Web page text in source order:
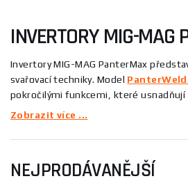
INVERTORY MIG-MAG
Invertory MIG-MAG PanterMax
svařovací techniky. Model
pokročilými funkcemi, které usnadňují
metodách. Dále
vysokou spolehlivostí a výkonem,
Zobrazit více ...
NEJPRODÁVANĚJŠÍ